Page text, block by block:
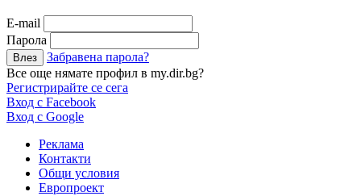
Е-mail
Парола
Забравена парола?
Все още нямате профил в my.dir.bg?
Регистрирайте се сега
Вход с Facebook
Вход с Google
Реклама
Контакти
Общи условия
Европроект